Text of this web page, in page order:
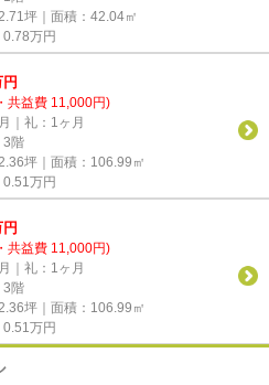
坪｜面積：42.04㎡
0.78万円
円
共益費 11,000円)
｜礼：1ヶ月
3階
坪｜面積：106.99㎡
0.51万円
円
共益費 11,000円)
｜礼：1ヶ月
3階
坪｜面積：106.99㎡
0.51万円